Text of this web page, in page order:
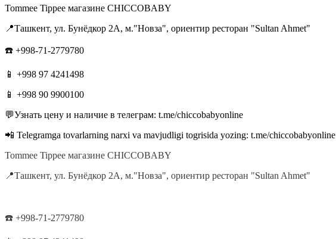
Tommee Tippee магазине CHICCOBABY
📍Ташкент, ул. Бунёдкор 2А, м."Новза", ориентир ресторан "Sultan Ahmet"
☎️ +998-71-2779780
📱 +998 97 4241498
📱 +998 90 9900100
💬Узнать цену и наличие в телеграм: t.me/chiccobabyonline
📲 Telegramga tovarlarning narxi va mavjudligi togrisida yozing: t.me/chiccobabyonline
Tommee Tippee магазине CHICCOBABY
📍Ташкент, ул. Бунёдкор 2А, м."Новза", ориентир ресторан "Sultan Ahmet"
☎️ +998-71-2779780